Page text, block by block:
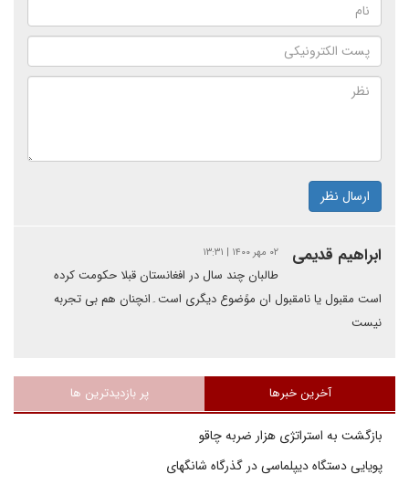
ارسال نظر
ابراهیم قدیمی ۰۲ مهر ۱۴۰۰ | ۱۳:۳۱
طالبان چند سال در افغانستان قبلا حکومت کرده
است مقبول یا نامقبول ان موًضوع دیگری است۔انچنان هم بی تجربه
نیست
آخرین خبرها پر بازدیدترین ها
بازگشت به استراتژی هزار ضربه چاقو
پویایی دستگاه دیپلماسی در گذرگاه شانگهای